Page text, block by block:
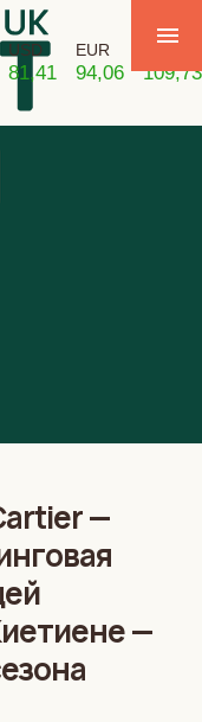
USD
81,41
EUR
94,06 109,73
—
—